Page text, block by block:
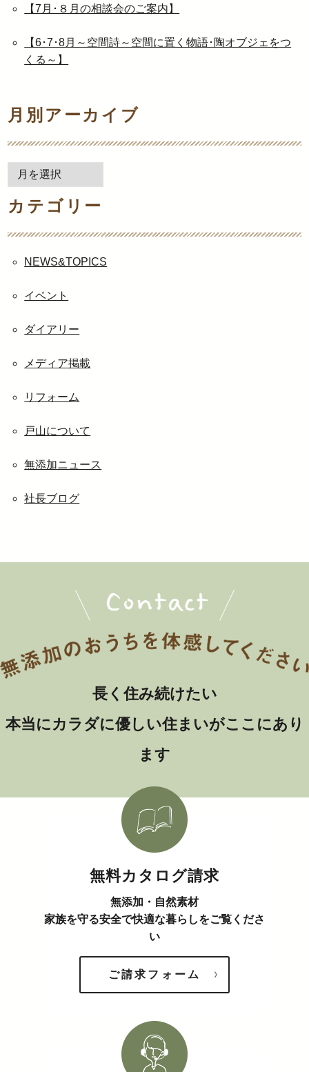
【7月･８月の相談会のご案内】
【6･7･8月～空間詩～空間に置く物語･陶オブジェをつ
くる～】
月別アーカイブ
別
ア
カ
カテゴリー
NEWS&TOPICS
イベント
ダイアリー
メディア掲載
リフォーム
戸山について
無添加ニュース
社長ブログ
長く住み続けたい
本当にカラダに優しい住まいがここにあり
ます
無料カタログ請求
無添加・自然素材
家族を守る安全で快適な暮らしをご覧くださ
い
ご請求フォーム